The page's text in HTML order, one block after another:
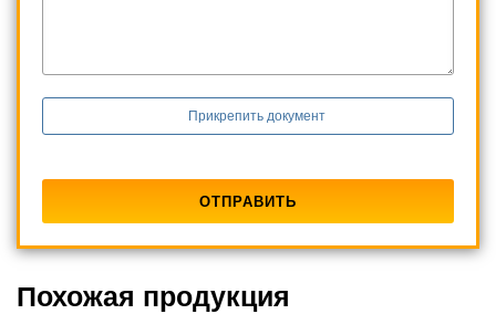
Прикрепить документ
Похожая продукция